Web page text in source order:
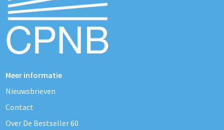
Meer informatie
Nieuwsbrieven
Contact
Over De Bestseller 60